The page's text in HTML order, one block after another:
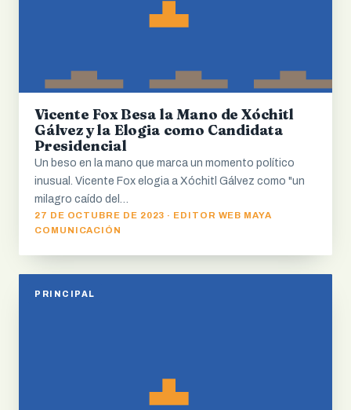
Vicente Fox Besa la Mano de Xóchitl
Gálvez y la Elogia como Candidata
Presidencial
Un beso en la mano que marca un momento político
inusual. Vicente Fox elogia a Xóchitl Gálvez como "un
milagro caído del…
27 DE OCTUBRE DE 2023 · EDITOR WEB MAYA
COMUNICACIÓN
PRINCIPAL